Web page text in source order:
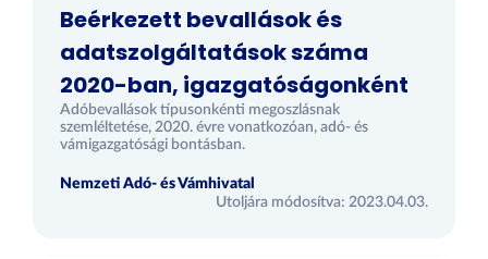
Beérkezett bevallások és
adatszolgáltatások száma
2020-ban, igazgatóságonként
Adóbevallások típusonkénti megoszlásnak
szemléltetése, 2020. évre vonatkozóan, adó- és
vámigazgatósági bontásban.
Nemzeti Adó- és Vámhivatal
Utoljára módosítva: 2023.04.03.